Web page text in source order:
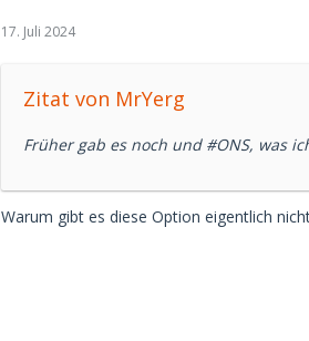
17. Juli 2024
Zitat von MrYerg
Früher gab es noch und #ONS, was
Warum gibt es diese Option eigentlich